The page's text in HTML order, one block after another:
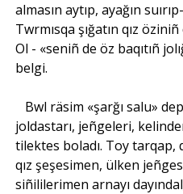
almasın aytıp, ayağın
Twrmısqa şığatın qız
Ol - «seniñ de öz baqıtıñ
belgi.
Bwl räsim «şarğı salu» dep
joldastarı, jeñgeleri,
tilektes boladı. Toy tarqap,
qız şeşesimen, ülken
siñililerimen arnayı